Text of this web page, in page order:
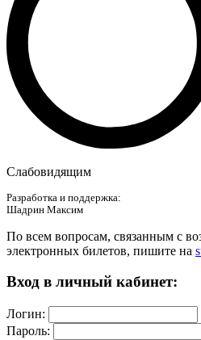
Слабовидящим
Разработка и поддержка:
Шадрин Максим
По всем вопросам, связанным с
электронных билетов, пишите на
Вход в личный кабинет:
Логин:
Пароль: